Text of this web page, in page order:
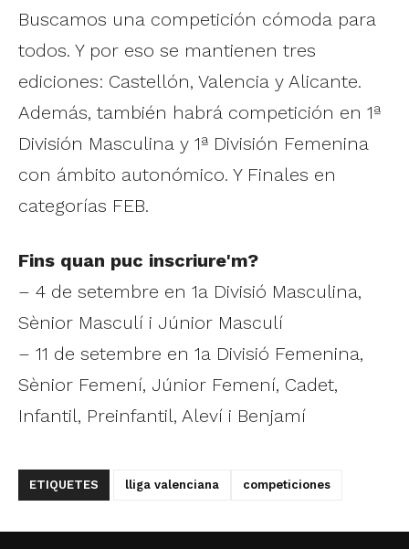
Buscamos una competición cómoda para
todos. Y por eso se mantienen tres
ediciones: Castellón, Valencia y Alicante.
Además, también habrá competición en 1ª
División Masculina y 1ª División Femenina
con ámbito autonómico. Y Finales en
categorías FEB.
Fins quan puc inscriure'm?
– 4 de setembre en 1a Divisió Masculina,
Sènior Masculí i Júnior Masculí
– 11 de setembre en 1a Divisió Femenina,
Sènior Femení, Júnior Femení, Cadet,
Infantil, Preinfantil, Aleví i Benjamí
ETIQUETES lliga valenciana competiciones